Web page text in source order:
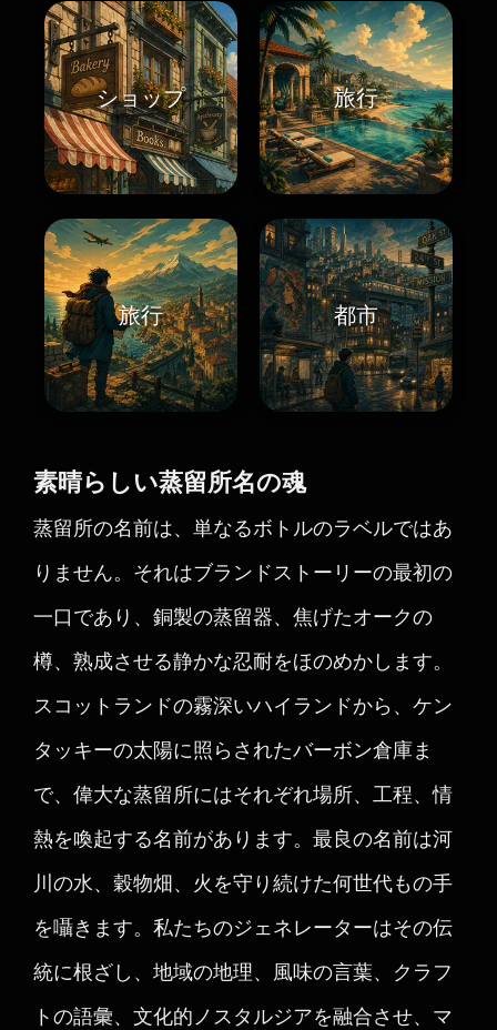
ショップ 旅行
旅行 都市
素晴らしい蒸留所名の魂
蒸留所の名前は、単なるボトルのラベルではあ
りません。それはブランドストーリーの最初の
一口であり、銅製の蒸留器、焦げたオークの
樽、熟成させる静かな忍耐をほのめかします。
スコットランドの霧深いハイランドから、ケン
タッキーの太陽に照らされたバーボン倉庫ま
で、偉大な蒸留所にはそれぞれ場所、工程、情
熱を喚起する名前があります。最良の名前は河
川の水、穀物畑、火を守り続けた何世代もの手
を囁きます。私たちのジェネレーターはその伝
統に根ざし、地域の地理、風味の言葉、クラフ
トの語彙、文化的ノスタルジアを融合させ、マ